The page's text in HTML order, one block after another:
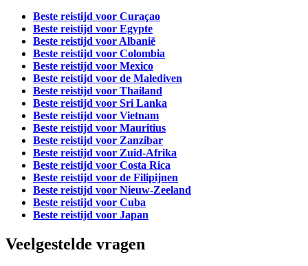
Beste reistijd voor Curaçao
Beste reistijd voor Egypte
Beste reistijd voor Albanië
Beste reistijd voor Colombia
Beste reistijd voor Mexico
Beste reistijd voor de Malediven
Beste reistijd voor Thailand
Beste reistijd voor Sri Lanka
Beste reistijd voor Vietnam
Beste reistijd voor Mauritius
Beste reistijd voor Zanzibar
Beste reistijd voor Zuid-Afrika
Beste reistijd voor Costa Rica
Beste reistijd voor de Filipijnen
Beste reistijd voor Nieuw-Zeeland
Beste reistijd voor Cuba
Beste reistijd voor Japan
Veelgestelde vragen